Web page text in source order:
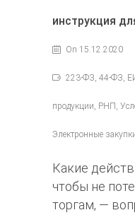
инструкция
On 15.12.2020
223-ФЗ, 44-ФЗ,
продукции, РНП,
Электронные
Какие
чтобы не
торгам, —